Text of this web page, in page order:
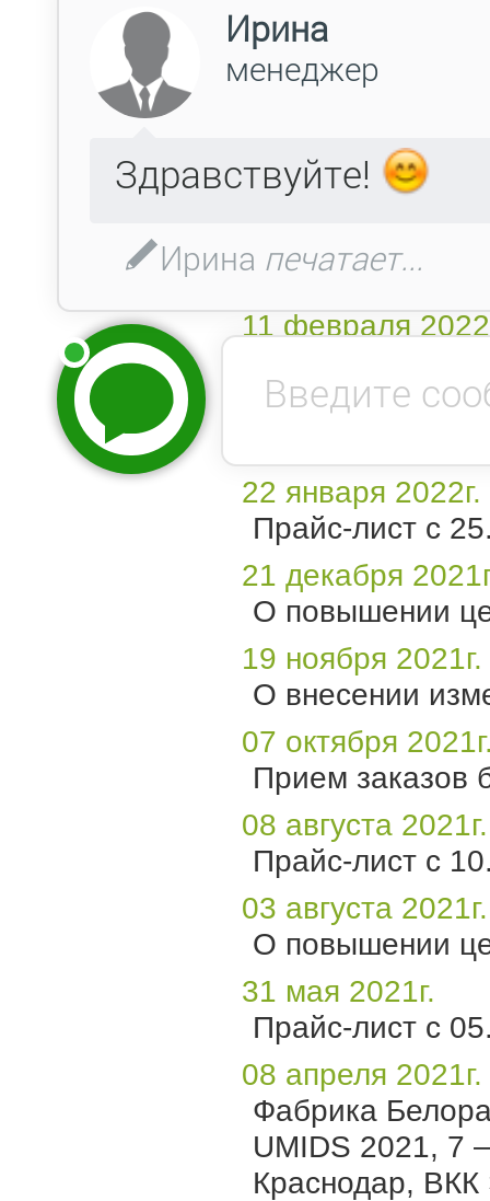
08 апреля 2022г.
Прайс-лист с
О повышении
04 марта 2022г.
Эфес.
11 февраля
10 февраля
22 января 2022г.
Прайс-лист с
21 декабря
О повышении
19 ноября 2021г.
О внесении
07 октября
Прием заказов
08 августа 2021г.
Прайс-лист с
03 августа 2021г.
О повышении
31 мая 2021г.
Прайс-лист с
08 апреля 2021г.
Фабрика
UMIDS 2021, 7
Краснодар, ВКК